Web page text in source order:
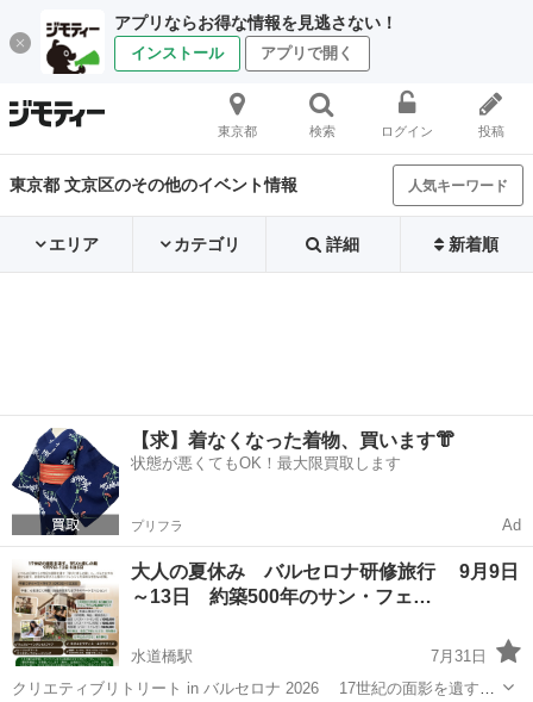
アプリならお得な情報を見逃さない！
インストール アプリで開く
東京都 検索 ログイン 投稿
東京都 文京区のその他のイベント情報 人気キーワード
エリア カテゴリ 詳細 新着順
【求】着なくなった着物、買います👘
状態が悪くてもOK！最大限買取します
プリフラ Ad
大人の夏休み バルセロナ研修旅行 9月9日
～13日 約築500年のサン・フェ…
水道橋駅
7月31日
クリエティブリトリート in バルセロナ 2026 17世紀の面影を遺す、